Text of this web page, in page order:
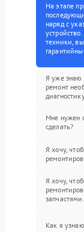
На этапе
наряд с
техники,
Я уже знаю
ремонт
Мне нужен
сделать?
Я хочу,
Я хочу,
запчастями.
Как я